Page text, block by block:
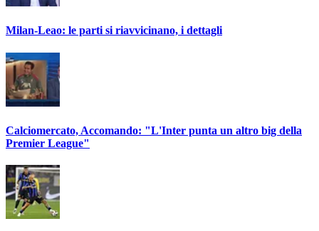
Milan-Leao: le parti si riavvicinano, i dettagli
Calciomercato, Accomando: "L'Inter punta un altro big della
Premier League"